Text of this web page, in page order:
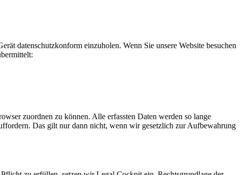
datenschutzkonform einzuholen. Wenn Sie unsere Website besuchen
zuordnen zu können. Alle erfassten Daten werden so lange
Das gilt nur dann nicht, wenn wir gesetzlich zur Aufbewahrung